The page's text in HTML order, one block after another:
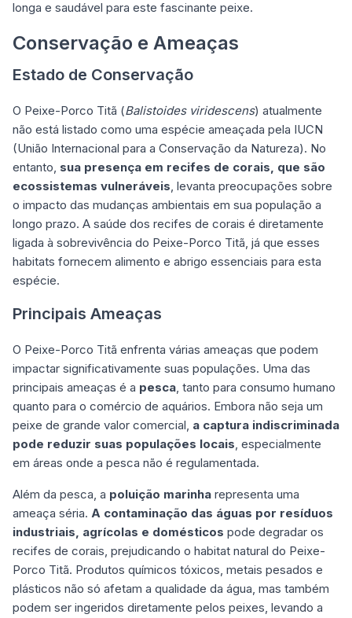
longa e saudável para este fascinante peixe.
Conservação e Ameaças
Estado de Conservação
O Peixe-Porco Titã (Balistoides viridescens) atualmente
não está listado como uma espécie ameaçada pela IUCN
(União Internacional para a Conservação da Natureza). No
entanto, sua presença em recifes de corais, que são
ecossistemas vulneráveis, levanta preocupações sobre
o impacto das mudanças ambientais em sua população a
longo prazo. A saúde dos recifes de corais é diretamente
ligada à sobrevivência do Peixe-Porco Titã, já que esses
habitats fornecem alimento e abrigo essenciais para esta
espécie.
Principais Ameaças
O Peixe-Porco Titã enfrenta várias ameaças que podem
impactar significativamente suas populações. Uma das
principais ameaças é a pesca, tanto para consumo humano
quanto para o comércio de aquários. Embora não seja um
peixe de grande valor comercial, a captura indiscriminada
pode reduzir suas populações locais, especialmente
em áreas onde a pesca não é regulamentada.
Além da pesca, a poluição marinha representa uma
ameaça séria. A contaminação das águas por resíduos
industriais, agrícolas e domésticos pode degradar os
recifes de corais, prejudicando o habitat natural do Peixe-
Porco Titã. Produtos químicos tóxicos, metais pesados e
plásticos não só afetam a qualidade da água, mas também
podem ser ingeridos diretamente pelos peixes, levando a